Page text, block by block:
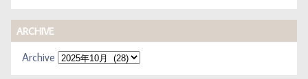
ARCHIVE
Archive